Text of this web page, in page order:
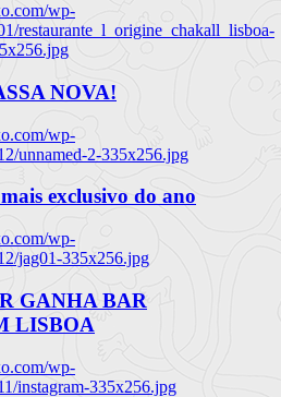
wp-
restaurante_l_origine_chakall_lisboa-
NOVA!
wp-
unnamed-2-335x256.jpg
exclusivo do ano
wp-
jag01-335x256.jpg
GANHA BAR
LISBOA
wp-
instagram-335x256.jpg